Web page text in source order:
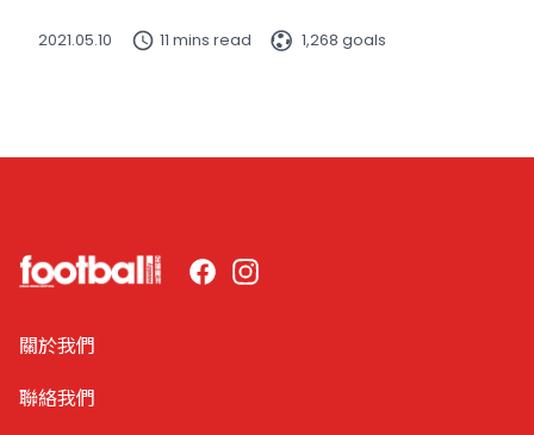
2021.05.10 11 mins read 1,268 goals
FacebookInstagram
關於我們
聯絡我們